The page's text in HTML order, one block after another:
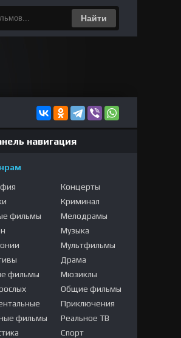
Найти
навигация
фильмы
фильмы
фильмы
Концерты
Криминал
Мелодрамы
Музыка
Мультфильмы
Драма
Мюзиклы
Общие фильмы
Приключения
Реальное ТВ
Спорт